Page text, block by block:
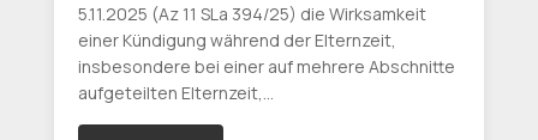
5.11.2025 (Az 11 SLa 394/25) die Wirksamkeit
einer Kündigung während der Elternzeit,
insbesondere bei einer auf mehrere Abschnitte
aufgeteilten Elternzeit,…